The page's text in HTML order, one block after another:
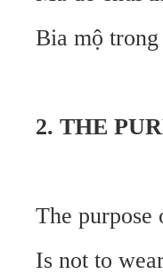
Bia mộ
2. THE
The purpose
Is not to